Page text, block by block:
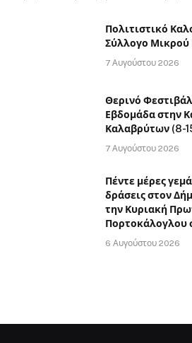
Πολιτιστικό
Σύλλογο Μικρού
7 Αυγούστου 2026
Θερινό
Εβδομάδα στην
Καλαβρύτων (8-
7 Αυγούστου 2026
Πέντε μέρες
δράσεις στον
την Κυριακή
Πορτοκάλογλου
6 Αυγούστου 2026